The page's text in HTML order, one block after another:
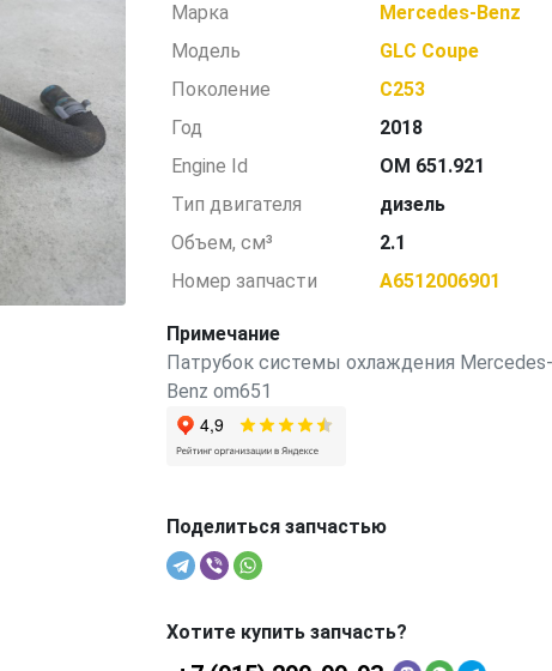
Марка
Mercedes-Benz
Модель
GLC Coupe
Поколение
C253
Год
2018
Engine Id
OM 651.921
Тип двигателя
дизель
Объем, см³
2.1
Номер запчасти
A6512006901
Примечание
Патрубок системы охлаждения Mercedes-
Benz om651
Поделиться запчастью
Хотите купить запчасть?